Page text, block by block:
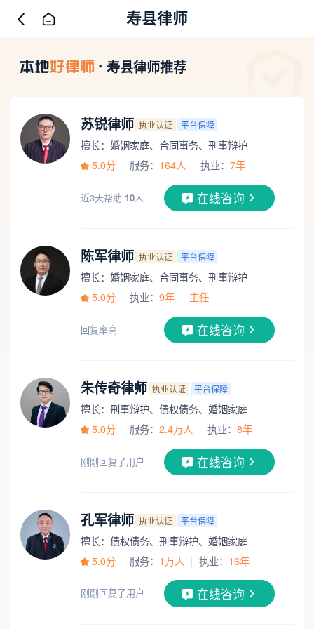
寿县律师
寿县律师推荐
苏锐律师 执业认证 平台保障
擅长：婚姻家庭、合同事务、刑事辩护
5.0分
服务： 164人 执业： 7年
近3天帮助 10人 在线咨询
陈军律师 执业认证 平台保障
擅长：婚姻家庭、合同事务、刑事辩护
5.0分
执业：9年 主任
回复率高 在线咨询
朱传奇律师 执业认证 平台保障
擅长：刑事辩护、债权债务、婚姻家庭
5.0分
服务：2.4万人 执业： 8年
刚刚回复了用户 在线咨询
孔军律师 执业认证 平台保障
擅长：债权债务、刑事辩护、婚姻家庭
5.0分
服务： 1万人 执业： 16年
刚刚回复了用户 在线咨询